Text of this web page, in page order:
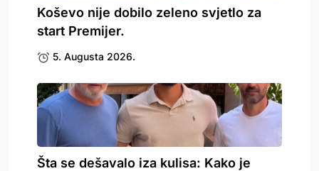
Koševo nije dobilo zeleno svjetlo za
start Premijer.
5. Augusta 2026.
Šta se dešavalo iza kulisa: Kako je